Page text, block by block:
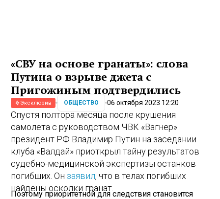
«СВУ на основе гранаты»: слова
Путина о взрыве джета с
Пригожиным подтвердились
Эксклюзив ОБЩЕСТВО 06 октября 2023 12:20
Спустя полтора месяца после крушения
самолета с руководством ЧВК «Вагнер»
президент РФ Владимир Путин на заседании
клуба «Валдай» приоткрыл тайну результатов
судебно-медицинской экспертизы останков
погибших. Он заявил, что в телах погибших
найдены осколки гранат.
Поэтому приоритетной для следствия становится